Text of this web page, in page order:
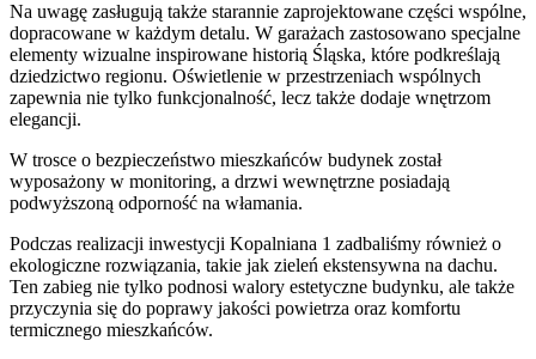
Na uwagę zasługują także starannie zaprojektowane części wspólne,
dopracowane w każdym detalu. W garażach zastosowano specjalne
elementy wizualne inspirowane historią Śląska, które podkreślają
dziedzictwo regionu. Oświetlenie w przestrzeniach wspólnych
zapewnia nie tylko funkcjonalność, lecz także dodaje wnętrzom
elegancji.
W trosce o bezpieczeństwo mieszkańców budynek został
wyposażony w monitoring, a drzwi wewnętrzne posiadają
podwyższoną odporność na włamania.
Podczas realizacji inwestycji Kopalniana 1 zadbaliśmy również o
ekologiczne rozwiązania, takie jak zieleń ekstensywna na dachu.
Ten zabieg nie tylko podnosi walory estetyczne budynku, ale także
przyczynia się do poprawy jakości powietrza oraz komfortu
termicznego mieszkańców.